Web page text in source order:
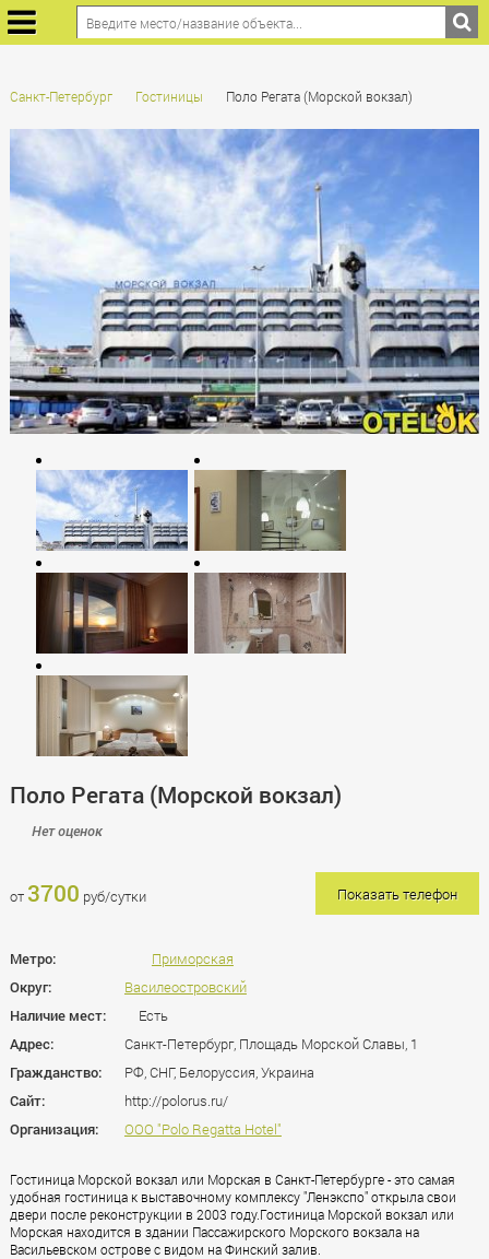
Санкт-Петербург Гостиницы Поло Регата (Морской вокзал)
Поло Регата (Морской вокзал)
Нет оценок
от 3700 руб/сутки Показать телефон
Метро:
Приморская
Округ:
Василеостровский
Наличие мест:
Есть
Адрес:
Санкт-Петербург, Площадь Морской Славы, 1
Гражданство:
РФ, СНГ, Белоруссия, Украина
Сайт:
http://polorus.ru/
Организация:
ООО "Polo Regatta Hotel"
Гостиница Морской вокзал или Морская в Санкт-Петербурге - это самая
удобная гостиница к выставочному комплексу "Ленэкспо" открыла свои
двери после реконструкции в 2003 году.Гостиница Морской вокзал или
Морская находится в здании Пассажирского Морского вокзала на
Васильевском острове с видом на Финский залив.